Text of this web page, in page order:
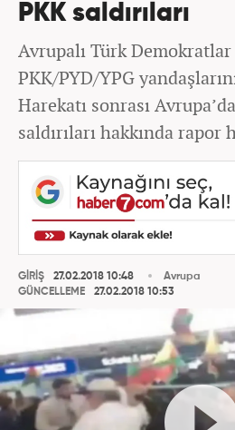
PKK saldırıları
Avrupalı Türk
PKK/PYD/YPG
Harekatı sonrası
saldırıları hakkında rapor
GİRİŞ
27.02.2018 10:48
GÜNCELLEME
27.02.2018 10:53
Avrupa